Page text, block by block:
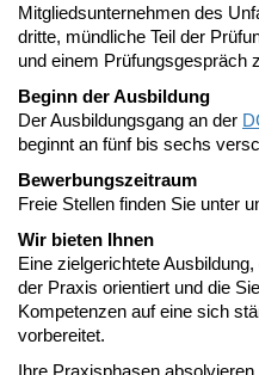
Mitgliedsunternehmen des
dritte, mündliche Teil der
und einem Prüfungsgespräch
Beginn der Ausbildung
Der Ausbildungsgang an der
beginnt an fünf bis sechs
Bewerbungszeitraum
Freie Stellen finden Sie unter
Wir bieten Ihnen
Eine zielgerichtete
der Praxis orientiert und die
Kompetenzen auf eine sich
vorbereitet.
Ihre Praxisphasen